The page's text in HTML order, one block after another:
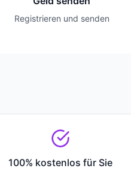
Registrieren und senden
100% kostenlos für Sie